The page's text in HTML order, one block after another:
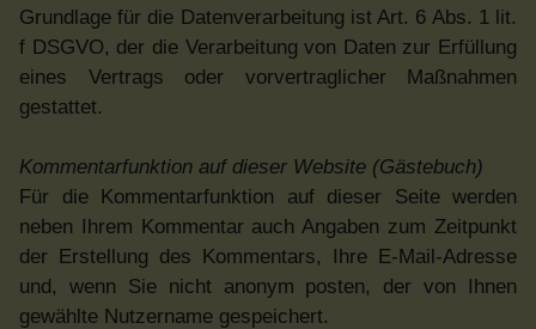
Grundlage für die Datenverarbeitung ist Art. 6 Abs. 1 lit.
f DSGVO, der die Verarbeitung von Daten zur Erfüllung
eines Vertrags oder vorvertraglicher Maßnahmen
gestattet.
Kommentarfunktion auf dieser Website (Gästebuch)
Für die Kommentarfunktion auf dieser Seite werden
neben Ihrem Kommentar auch Angaben zum Zeitpunkt
der Erstellung des Kommentars, Ihre E-Mail-Adresse
und, wenn Sie nicht anonym posten, der von Ihnen
gewählte Nutzername gespeichert.